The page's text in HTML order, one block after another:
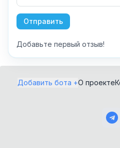
Отправить
Добавьте первый отзыв!
Добавить бота +О проекте